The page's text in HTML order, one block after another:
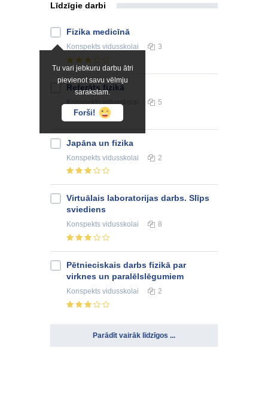
Līdzīgie darbi
Tu vari jebkuru darbu ātri
pievienot savu vēlmju
sarakstam.
Forši!
Fizika medicīnā
Konspekts vidusskolai 3
Referāts fizikā
Konspektsvidusskolai 5
Japāna un fizika
Konspekts vidusskolai 2
Virtuālais laboratorijas darbs. Slīps
sviediens
Konspekts vidusskolai 8
Pētnieciskais darbs fizikā par
virknes un paralēlslēgumiem
Konspekts vidusskolai 2
Parādīt vairāk līdzīgos ...